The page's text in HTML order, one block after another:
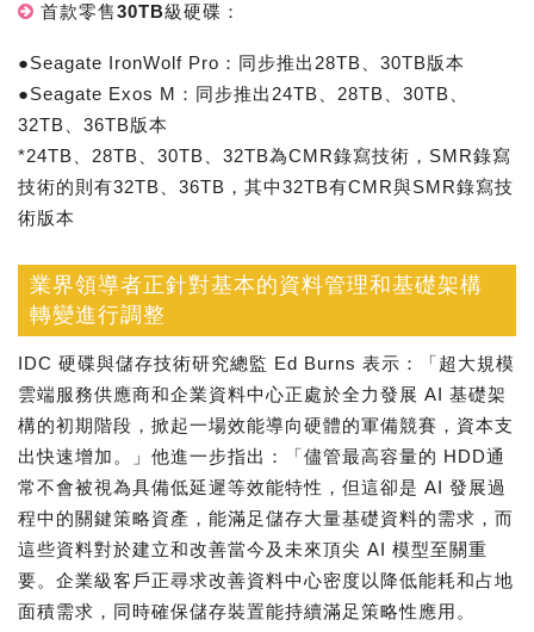
首款零售30TB級硬碟：
●Seagate IronWolf Pro：同步推出28TB、30TB版本
●Seagate Exos M：同步推出24TB、28TB、30TB、
32TB、36TB版本
*24TB、28TB、30TB、32TB為CMR錄寫技術，SMR錄寫
技術的則有32TB、36TB，其中32TB有CMR與SMR錄寫技
術版本
業界領導者正針對基本的資料管理和基礎架構
轉變進行調整
IDC 硬碟與儲存技術研究總監 Ed Burns 表示：「超大規模
雲端服務供應商和企業資料中心正處於全力發展 AI 基礎架
構的初期階段，掀起一場效能導向硬體的軍備競賽，資本支
出快速增加。」他進一步指出：「儘管最高容量的 HDD通
常不會被視為具備低延遲等效能特性，但這卻是 AI 發展過
程中的關鍵策略資產，能滿足儲存大量基礎資料的需求，而
這些資料對於建立和改善當今及未來頂尖 AI 模型至關重
要。企業級客戶正尋求改善資料中心密度以降低能耗和占地
面積需求，同時確保儲存裝置能持續滿足策略性應用。